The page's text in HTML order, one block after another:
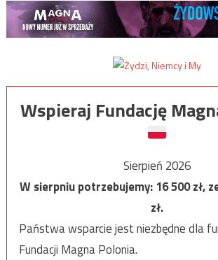
Wspieraj Fundację
Sierpień 2026
W sierpniu potrzebujemy:16 500zł,
zł.
Państwa wsparcie jest niezbędne dla
Fundacji Magna Polonia.